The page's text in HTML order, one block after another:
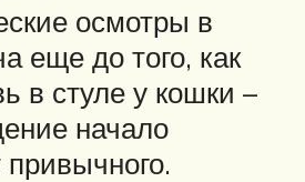
осмотры в
еще до того, как
в стуле у кошки –
начало
привычного.